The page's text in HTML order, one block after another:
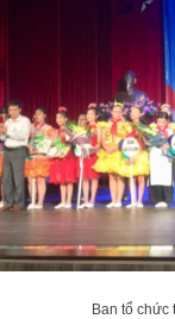
Ban tổ chức